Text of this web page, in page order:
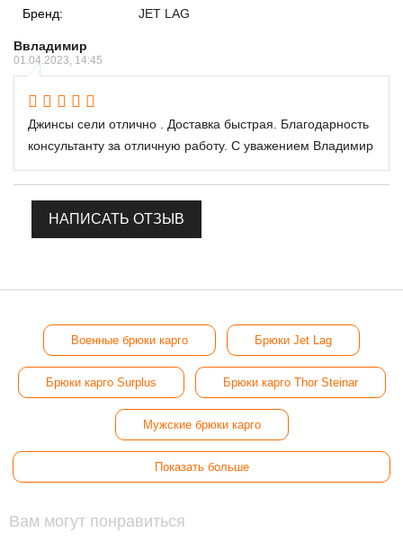
Бренд:
JET LAG
Ввладимир
01.04.2023, 14:45
Джинсы сели отлично . Доставка быстрая. Благодарность
консультанту за отличную работу. С уважением Владимир
НАПИСАТЬ ОТЗЫВ
Военные брюки карго Брюки Jet Lag
Брюки карго Surplus Брюки карго Thor Steinar
Мужские брюки карго
Показать больше
Вам могут понравиться